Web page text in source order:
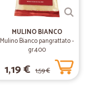
MULINO BIANCO
Mulino Bianco pangrattato -
gr.400
1,19 € 1,59 €